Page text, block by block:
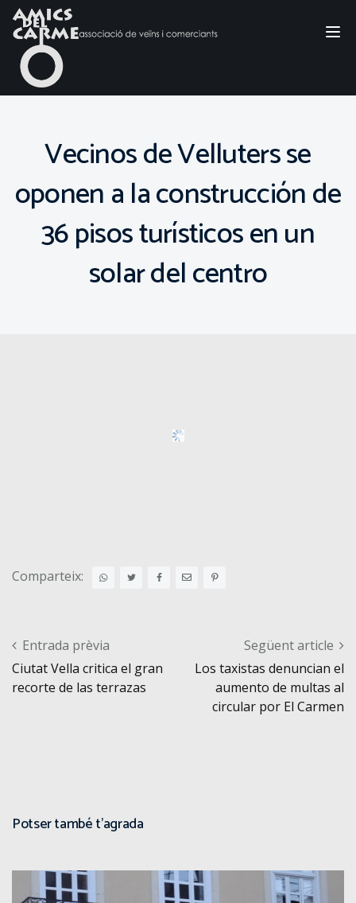
Vecinos de Velluters se
oponen a la construcción de
36 pisos turísticos en un
solar del centro
Comparteix:
Post navigation
Entrada prèvia
Ciutat Vella critica el gran
recorte de las terrazas
Següent article
Los taxistas denuncian el
aumento de multas al
circular por El Carmen
Potser també t'agrada